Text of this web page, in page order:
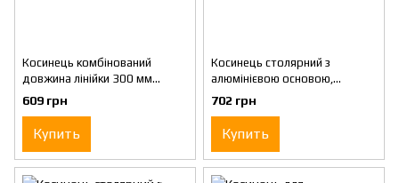
Косинець комбінований
довжина лінійки 300 мм
STANLEY 2-46-017
609 грн
Купить
Косинець столярний з
алюмінієвою основою,
розміром 200 х 300 мм
STANLEY 1-45-686
702 грн
Купить